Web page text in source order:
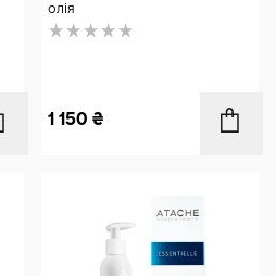
олія
1 150 ₴